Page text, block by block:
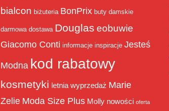
bialcon biżuteria BonPrix buty damskie
darmowa dostawa Douglas eobuwie
Giacomo Conti informacje inspiracje Jesteś
Modna kod rabatowy
kosmetyki letnia wyprzedaż Marie
Zelie Moda Size Plus Molly nowości oferta